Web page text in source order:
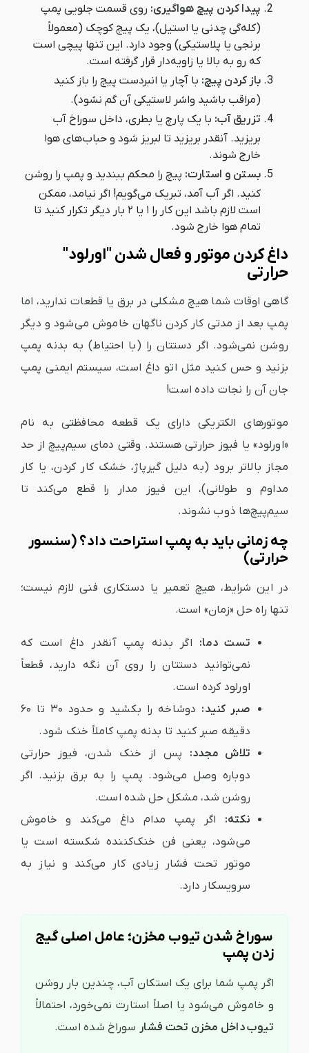
پیدا کردن پیچ هواگیری: روی قسمت جلویی پمپ
(کله‌گی چدنی یا استیل)، یک پیچ کوچک (معمولاً
برنجی یا پلاستیکی) وجود دارد. این تنها پیچی است
که رو به بالا یا زاویه‌دار قرار گرفته است.
باز کردن پیچ: با آچار یا انبردست پیچ را باز کنید
(مراقب باشید واشر لاستیکی آن گم نشود).
تزریق آب: با یک پارچ یا بطری، داخل سوراخ آب
بریزید. آنقدر بریزید تا لبریز شود و حباب‌های هوا
خارج شوند.
بستن و استارت: پیچ را محکم ببندید و پمپ را روشن
کنید. اگر آب آمد، تبریک می‌گویم! اگر نیامد، ممکن
است لازم باشد این کار را ۱ یا ۲ بار دیگر تکرار کنید تا
تمام هوا خارج شود.
داغ کردن موتور و فعال شدن "اورلود"
حرارتی
گاهی اوقات شما هیچ مشکلی در برق یا قطعات ندارید، اما
پمپ بعد از مدتی کار کردن ناگهان خاموش می‌شود و دیگر
روشن نمی‌شود. اگر دستتان را (با احتیاط) به بدنه پمپ
بزنید و حس کنید مثل اتو داغ است، سیستم ایمنی پمپ
جان آن را نجات داده است!
موتورهای الکتریکی دارای یک قطعه محافظتی به نام
«اورلود» یا فیوز حرارتی هستند. وقتی دمای سیم‌پیچ از حد
مجاز بالاتر برود (به دلیل گیرپاژ، خشک کار کردن، یا کار
مداوم و طولانی)، این فیوز مدار را قطع می‌کند تا
سیم‌پیچ‌ها ذوب نشوند.
چه زمانی باید به پمپ استراحت داد؟ (سنسور
حرارتی)
در این شرایط، هیچ تعمیر یا دستکاری فنی لازم نیست؛
تنها راه حل «زمان» است.
تست دما: اگر بدنه پمپ آنقدر داغ است که
نمی‌توانید دستتان را روی آن نگه دارید، قطعاً
اورلود کرده است.
صبر کنید:
دوشاخه را بکشید و حدود ۳۰ تا ۶۰
دقیقه صبر کنید تا بدنه پمپ کاملاً خنک شود.
تلاش مجدد: پس از خنک شدن، فیوز حرارتی
دوباره وصل می‌شود. پمپ را به برق بزنید. اگر
روشن شد، مشکل حل شده است.
نکته: اگر پمپ مدام داغ می‌کند و خاموش
می‌شود، یعنی فن خنک‌کننده شکسته است یا
موتور تحت فشار زیادی کار می‌کند و نیاز به
سرویسکار دارد.
سوراخ شدن تیوب مخزن؛ عامل اصلی گیج
زدن پمپ
اگر پمپ شما برای یک استکان آب، چندین بار روشن
و خاموش می‌شود یا اصلاً استارت نمی‌خورد، احتمالاً
تیوب داخل مخزن تحت فشار سوراخ شده است.